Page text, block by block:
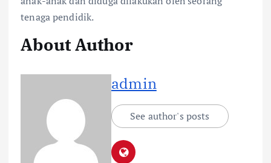
tenaga pendidik.
About Author
admin
See author's posts